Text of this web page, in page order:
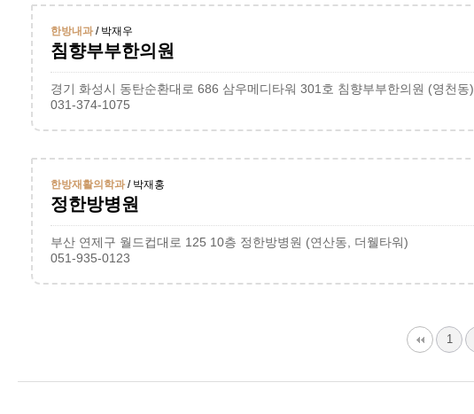
한방내과/ 박재우
침향부부한의원
경기 화성시 동탄순환대로 686 삼우메디타워 301호 침향부부한의원 (영천동)
031-374-1075
한방재활의학과/ 박재홍
정한방병원
부산 연제구 월드컵대로 125 10층 정한방병원 (연산동, 더웰타워)
051-935-0123
1